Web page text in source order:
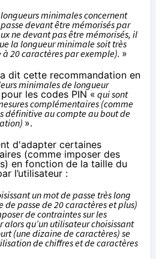
minimales concernent
devant être mémorisés par
ne devant pas être mémorisés, il
la longueur minimale soit très
20 caractères par exemple). »
dit cette recommandation en
minimales de longueur
les codes PIN « qui sont
complémentaires (comme
définitive au compte au bout de
».
d'adapter certaines
(comme imposer des
en fonction de la taille du
l’utilisateur :
un mot de passe très long
de passe de 20 caractères et plus)
de contraintes sur les
alors qu’un utilisateur choisissant
(une dizaine de caractères) se
de chiffres et de caractères